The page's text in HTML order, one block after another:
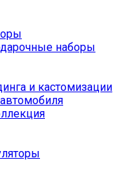
наборы
и кастомизации